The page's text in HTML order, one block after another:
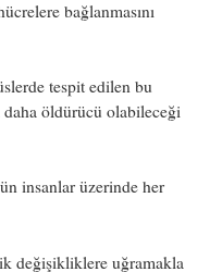
bağlanmasını
tespit edilen bu
daha öldürücü olabileceği
insanlar üzerinde her
değişikliklere uğramakla